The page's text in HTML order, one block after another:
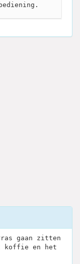
gaan zitten
koffie en het